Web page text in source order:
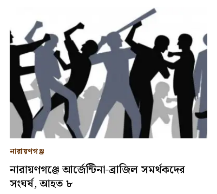
নারায়ণগঞ্জ
নারায়ণগঞ্জে আর্জেন্টিনা-ব্রাজিল সমর্থকদের
সংঘর্ষ, আহত ৮